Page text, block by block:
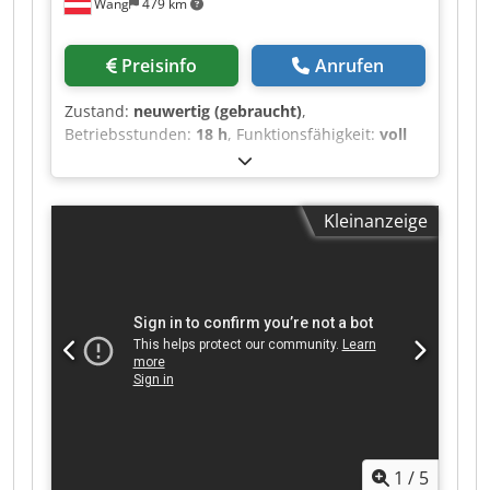
Wang 479 km
Preisinfo Anrufen
Zustand: neuwertig (gebraucht),
Betriebsstunden: 18 h, Funktionsfähigkeit: voll
, Eingangsspannung:
Eingangsstrom:520 A, Art des Eingangsstroms:
Wechselstrom (AC), Eingangsfrequenz:50 Hz,
, Jahr der letzten
NXP05205A0N1SSAA1A200000 Ausgangsleistung
und Ausgangsstrom: 250kW | 520A ° Mit
PRÜFSIEGEL! ° Nur 18 Betriebsstunden - lt.
Hersteller über 100.000 möglich! ° Einfache
Aanjrf ° Originale Betriebsanleitung für die
Inbetriebnahme inkludiert ° Mit Türmontagesatz
Kleinanzeige
1 / 5